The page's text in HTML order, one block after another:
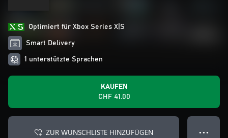
Optimiert für Xbox Series X|S
Smart Delivery
1 unterstützte Sprachen
KAUFEN
CHF 41.00
ZUR WUNSCHLISTE HINZUFÜGEN ● ● ●